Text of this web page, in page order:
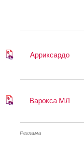
Арриксардо
Варокса МЛ
Реклама